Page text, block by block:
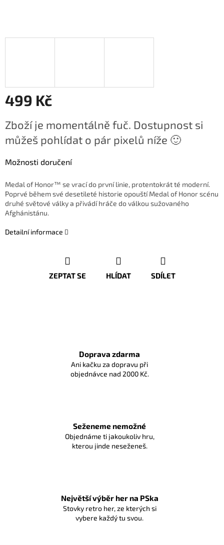
499 Kč
cena:
Zboží je momentálně fuč. Dostupnost si
můžeš pohlídat o pár pixelů níže 🙂
Možnosti doručení
Medal of Honor™ se vrací do první linie, protentokrát té moderní.
Poprvé během své desetileté historie opouští Medal of Honor scénu
druhé světové války a přivádí hráče do válkou sužovaného
Afghánistánu.
Detailní informace
ZEPTAT SE HLÍDAT SDÍLET
Doprava zdarma
Ani kačku za dopravu při
objednávce nad 2000 Kč.
Seženeme nemožné
Objednáme ti jakoukoliv hru,
kterou jinde neseženeš.
Největší výběr her na PSka
Stovky retro her, ze kterých si
vybere každý tu svou.